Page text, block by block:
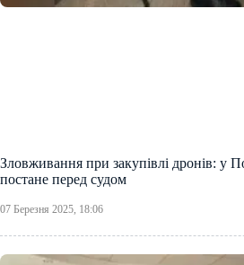
Зловживання при закупівлі дронів: у
постане перед судом
07 Березня 2025, 18:06